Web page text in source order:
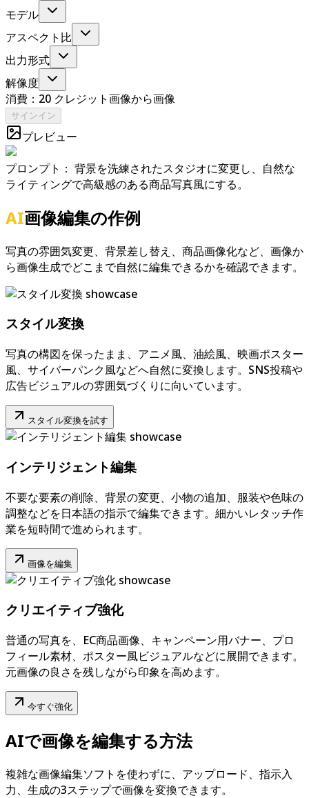
モデル
アスペクト比
出力形式
解像度
消費：20 クレジット画像から画像
サインイン
プレビュー
プロンプト： 背景を洗練されたスタジオに変更し、自然な
ライティングで高級感のある商品写真風にする。
AI画像編集の作例
写真の雰囲気変更、背景差し替え、商品画像化など、画像か
ら画像生成でどこまで自然に編集できるかを確認できます。
スタイル変換
写真の構図を保ったまま、アニメ風、油絵風、映画ポスター
風、サイバーパンク風などへ自然に変換します。SNS投稿や
広告ビジュアルの雰囲気づくりに向いています。
スタイル変換を試す
インテリジェント編集
不要な要素の削除、背景の変更、小物の追加、服装や色味の
調整などを日本語の指示で編集できます。細かいレタッチ作
業を短時間で進められます。
画像を編集
クリエイティブ強化
普通の写真を、EC商品画像、キャンペーン用バナー、プロ
フィール素材、ポスター風ビジュアルなどに展開できます。
元画像の良さを残しながら印象を高めます。
今すぐ強化
AIで画像を編集する方法
複雑な画像編集ソフトを使わずに、アップロード、指示入
力、生成の3ステップで画像を変換できます。